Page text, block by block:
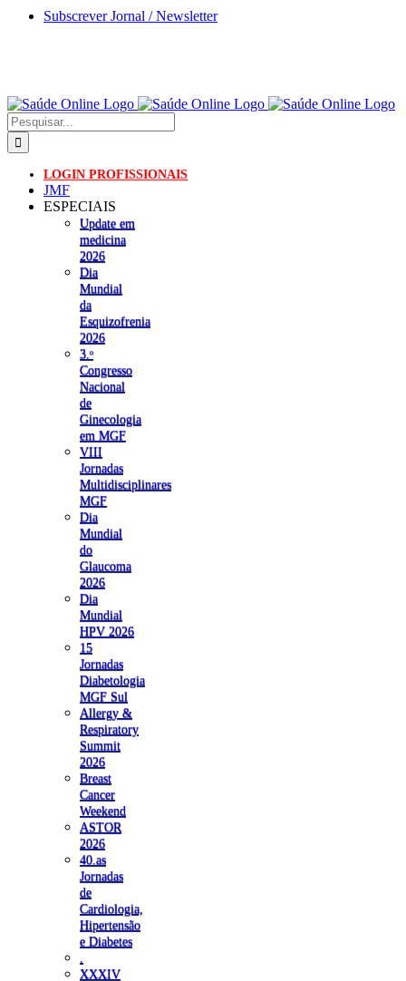
Skip
Subscrever Jornal / Newsletter
Pesquisar
LOGIN PROFISSIONAIS
JMF
ESPECIAIS
Update em
medicina
2026
Dia
Mundial
da
Esquizofrenia
2026
3.ᵒ
Congresso
Nacional
de
Ginecologia
em MGF
VIII
Jornadas
Multidisciplinares
MGF
Dia
Mundial
do
Glaucoma
2026
Dia
Mundial
HPV 2026
15
Jornadas
Diabetologia
MGF Sul
Allergy &
Respiratory
Summit
2026
Breast
Cancer
Weekend
ASTOR
2026
40.as
Jornadas
de
Cardiologia,
Hipertensão
e Diabetes
XXXIV